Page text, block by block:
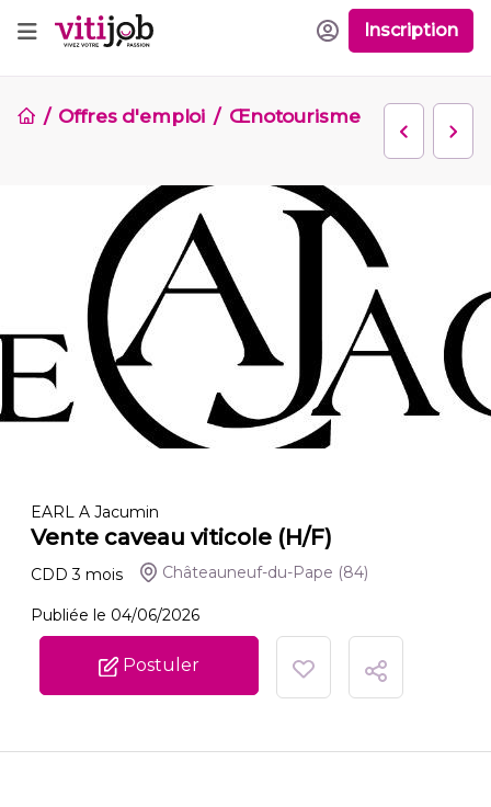
Inscription
Offres d'emploi Œnotourisme
EARL A Jacumin
Vente caveau viticole (H/F)
CDD 3 mois Châteauneuf-du-Pape (84)
Publiée le 04/06/2026
Postuler